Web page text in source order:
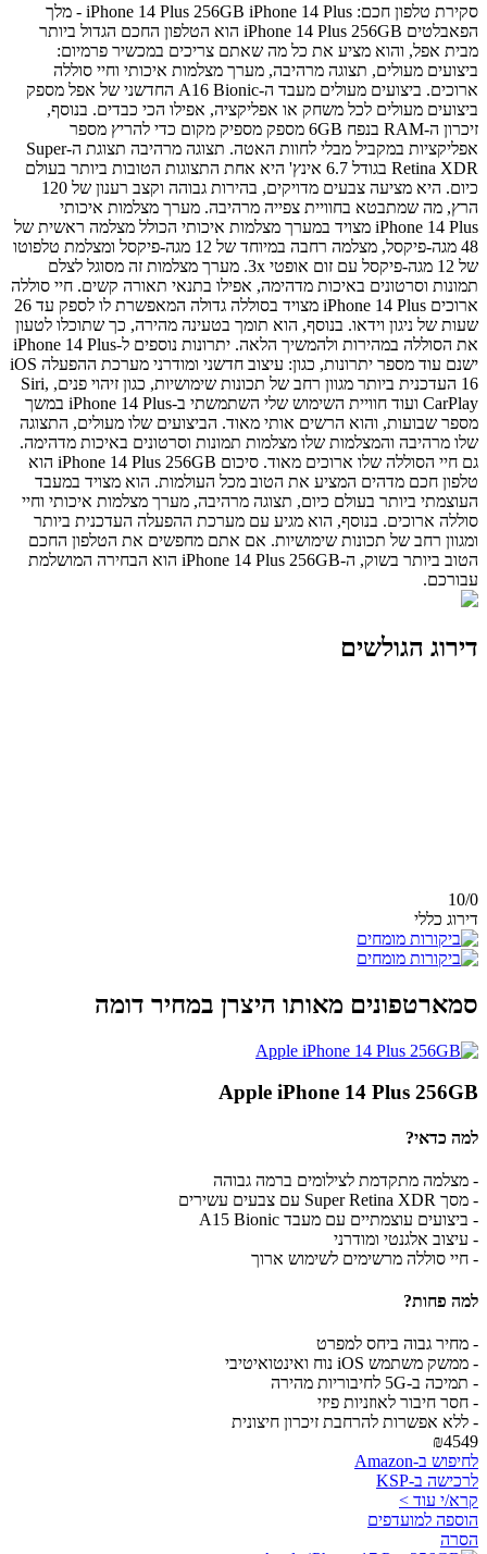
סקירת טלפון חכם: iPhone 14 Plus 256GB iPhone 14 Plus - מלך
הפאבלטים iPhone 14 Plus 256GB הוא הטלפון החכם הגדול ביותר
מבית אפל, והוא מציע את כל מה שאתם צריכים במכשיר פרמיום:
ביצועים מעולים, תצוגה מרהיבה, מערך מצלמות איכותי וחיי סוללה
ארוכים. ביצועים מעולים מעבד ה-A16 Bionic החדשני של אפל מספק
ביצועים מעולים לכל משחק או אפליקציה, אפילו הכי כבדים. בנוסף,
זיכרון ה-RAM בנפח 6GB מספק מספיק מקום כדי להריץ מספר
אפליקציות במקביל מבלי לחוות האטה. תצוגה מרהיבה תצוגת ה-Super
Retina XDR בגודל 6.7 אינץ' היא אחת התצוגות הטובות ביותר בעולם
כיום. היא מציעה צבעים מדויקים, בהירות גבוהה וקצב רענון של 120
הרץ, מה שמתבטא בחוויית צפייה מרהיבה. מערך מצלמות איכותי
iPhone 14 Plus מצויד במערך מצלמות איכותי הכולל מצלמה ראשית של
48 מגה-פיקסל, מצלמה רחבה במיוחד של 12 מגה-פיקסל ומצלמת טלפוטו
של 12 מגה-פיקסל עם זום אופטי 3x. מערך מצלמות זה מסוגל לצלם
תמונות וסרטונים באיכות מדהימה, אפילו בתנאי תאורה קשים. חיי סוללה
ארוכים iPhone 14 Plus מצויד בסוללה גדולה המאפשרת לו לספק עד 26
שעות של ניגון וידאו. בנוסף, הוא תומך בטעינה מהירה, כך שתוכלו לטעון
את הסוללה במהירות ולהמשיך הלאה. יתרונות נוספים ל-iPhone 14 Plus
ישנם עוד מספר יתרונות, כגון: עיצוב חדשני ומודרני מערכת ההפעלה iOS
16 העדכנית ביותר מגוון רחב של תכונות שימושיות, כגון זיהוי פנים, Siri,
CarPlay ועוד חוויית השימוש שלי השתמשתי ב-iPhone 14 Plus במשך
מספר שבועות, והוא הרשים אותי מאוד. הביצועים שלו מעולים, התצוגה
שלו מרהיבה והמצלמות שלו מצלמות תמונות וסרטונים באיכות מדהימה.
גם חיי הסוללה שלו ארוכים מאוד. סיכום iPhone 14 Plus 256GB הוא
טלפון חכם מדהים המציע את הטוב מכל העולמות. הוא מצויד במעבד
העוצמתי ביותר בעולם כיום, תצוגה מרהיבה, מערך מצלמות איכותי וחיי
סוללה ארוכים. בנוסף, הוא מגיע עם מערכת ההפעלה העדכנית ביותר
ומגוון רחב של תכונות שימושיות. אם אתם מחפשים את הטלפון החכם
הטוב ביותר בשוק, ה-iPhone 14 Plus 256GB הוא הבחירה המושלמת
עבורכם.
דירוג הגולשים
10/0
דירוג כללי
סמארטפונים מאותו היצרן במחיר דומה
Apple iPhone 14 Plus 256GB
למה כדאי?
- מצלמה מתקדמת לצילומים ברמה גבוהה
- מסך Super Retina XDR עם צבעים עשירים
- ביצועים עוצמתיים עם מעבד A15 Bionic
- עיצוב אלגנטי ומודרני
- חיי סוללה מרשימים לשימוש ארוך
למה פחות?
- מחיר גבוה ביחס למפרט
- ממשק משתמש iOS נוח ואינטואיטיבי
- תמיכה ב-5G לחיבוריות מהירה
- חסר חיבור לאוזניות פיזי
- ללא אפשרות להרחבת זיכרון חיצונית
₪4549
לחיפוש ב-Amazon
לרכישה ב-KSP
קרא/י עוד >
הוספה למועדפים
הסרה